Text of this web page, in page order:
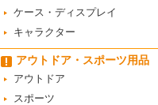
ケース・ディスプレイ
キャラクター
アウトドア・スポーツ用品
アウトドア
スポーツ